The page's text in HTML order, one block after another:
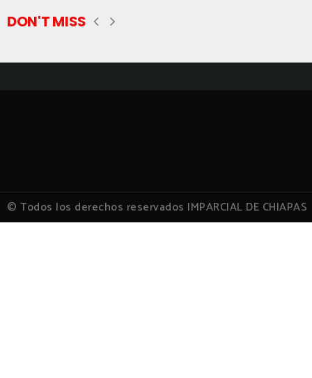
DON'T MISS
© Todos los derechos reservados IMPARCIAL DE CHIAPAS